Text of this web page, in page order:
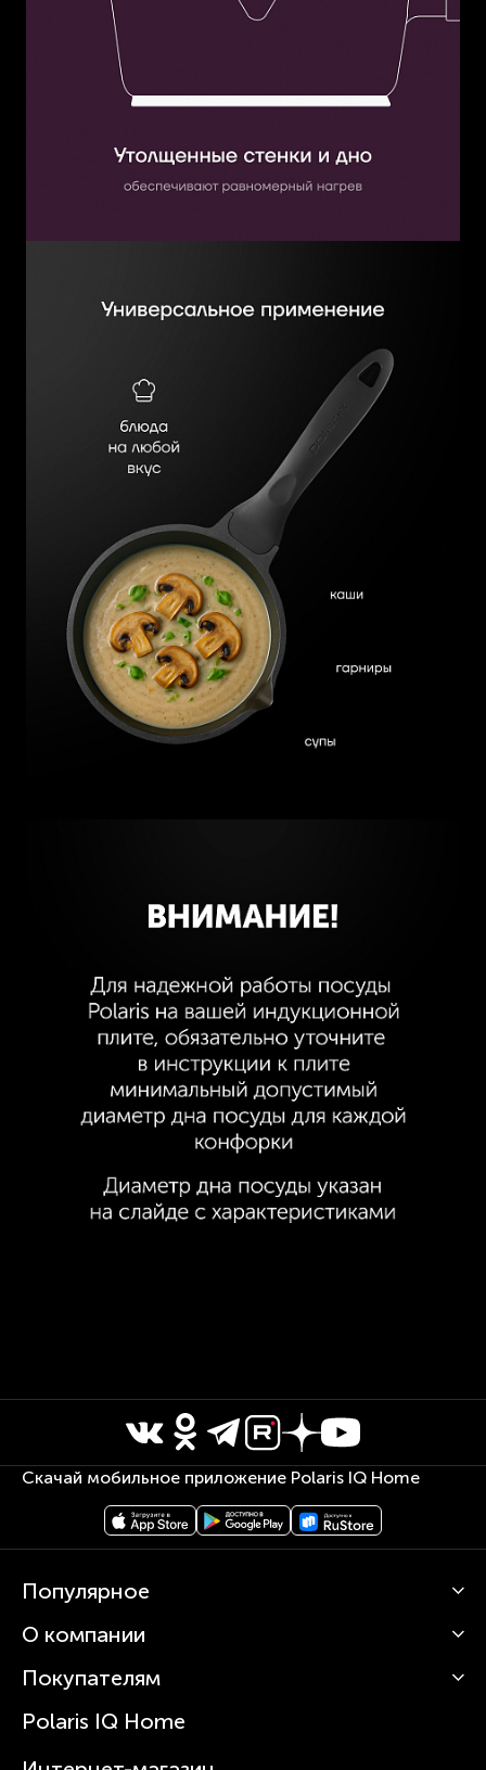
Скачай мобильное приложение Polaris IQ Home
Популярное
Кофемашины
Вертикальные пылесосы
Зубные щетки и ирригаторы
О компании
О Polaris
Статьи
Покупателям
Сервисные центры
Polaris IQ Home